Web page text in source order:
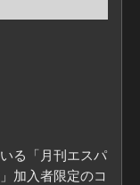
る「月刊エスパ
加入者限定のコ